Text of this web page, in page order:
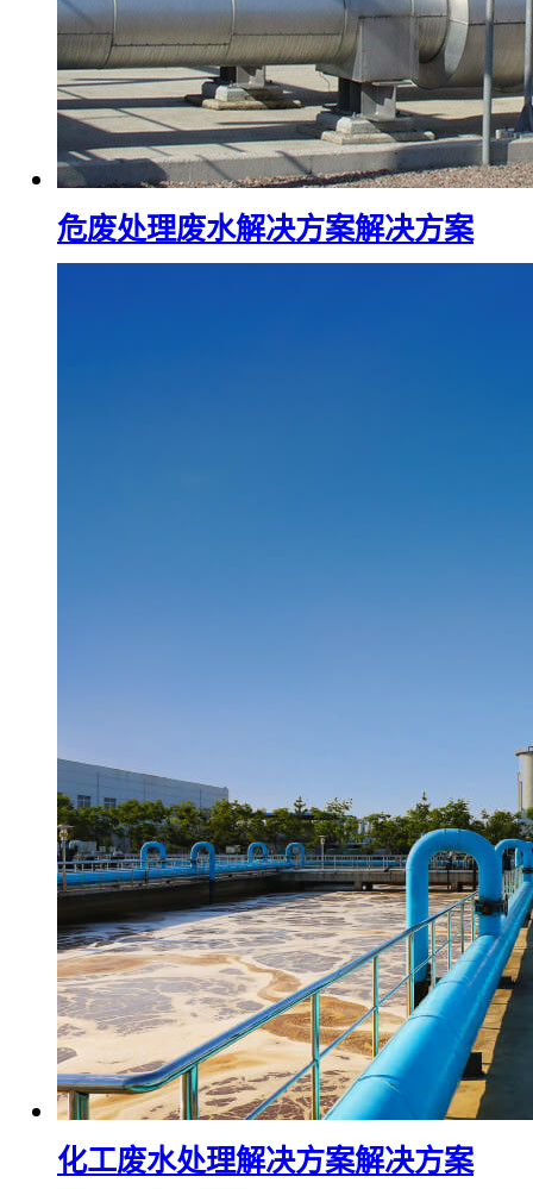
危废处理废水解决方案解决方案
化工废水处理解决方案解决方案